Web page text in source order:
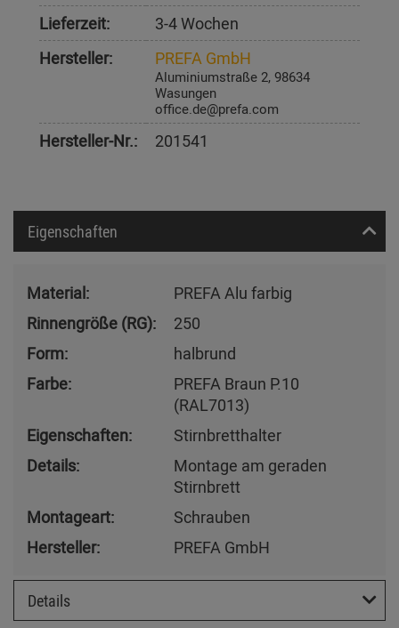
Lieferzeit:
3-4 Wochen
Hersteller:
PREFA GmbH
Aluminiumstraße 2, 98634
Wasungen
office.de@prefa.com
Hersteller-Nr.: 201541
Eigenschaften
Material:
PREFA Alu farbig
Rinnengröße (RG):
250
Form:
halbrund
Farbe:
PREFA Braun P.10
(RAL7013)
Eigenschaften:
Stirnbretthalter
Details:
Montage am geraden
Stirnbrett
Montageart:
Schrauben
Hersteller:
PREFA GmbH
Details